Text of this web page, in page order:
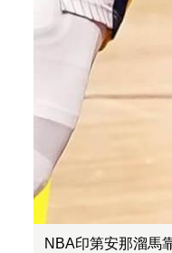
NBA印第安那溜馬